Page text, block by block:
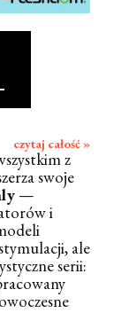
czytaj całość »
z
swoje
—
i
ale
serii: